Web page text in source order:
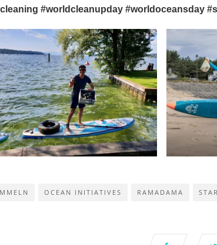
#worldcleanupday #worldoceansday
OCEAN INITIATIVES RAMADAMA